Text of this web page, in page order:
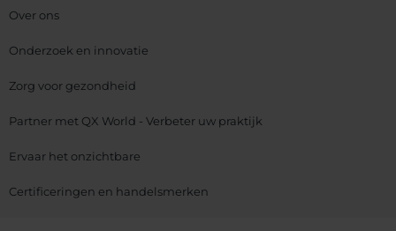
Over ons
Onderzoek en innovatie
Zorg voor gezondheid
Partner met QX World - Verbeter uw praktijk
Ervaar het onzichtbare
Certificeringen en handelsmerken